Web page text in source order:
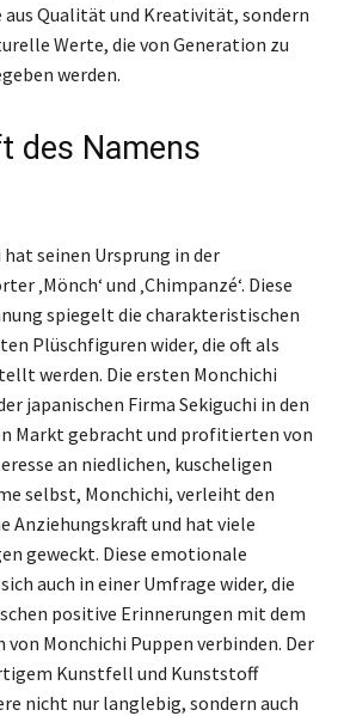
aus Qualität und Kreativität, sondern
Werte, die von Generation zu
werden.
des Namens
seinen Ursprung in der
‚Mönch‘ und ‚Chimpanzé‘. Diese
spiegelt die charakteristischen
Plüschfiguren wider, die oft als
werden. Die ersten Monchichi
japanischen Firma Sekiguchi in den
Markt gebracht und profitierten von
an niedlichen, kuscheligen
selbst, Monchichi, verleiht den
Anziehungskraft und hat viele
geweckt. Diese emotionale
auch in einer Umfrage wider, die
positive Erinnerungen mit dem
von Monchichi Puppen verbinden. Der
Kunstfell und Kunststoff
nicht nur langlebig, sondern auch